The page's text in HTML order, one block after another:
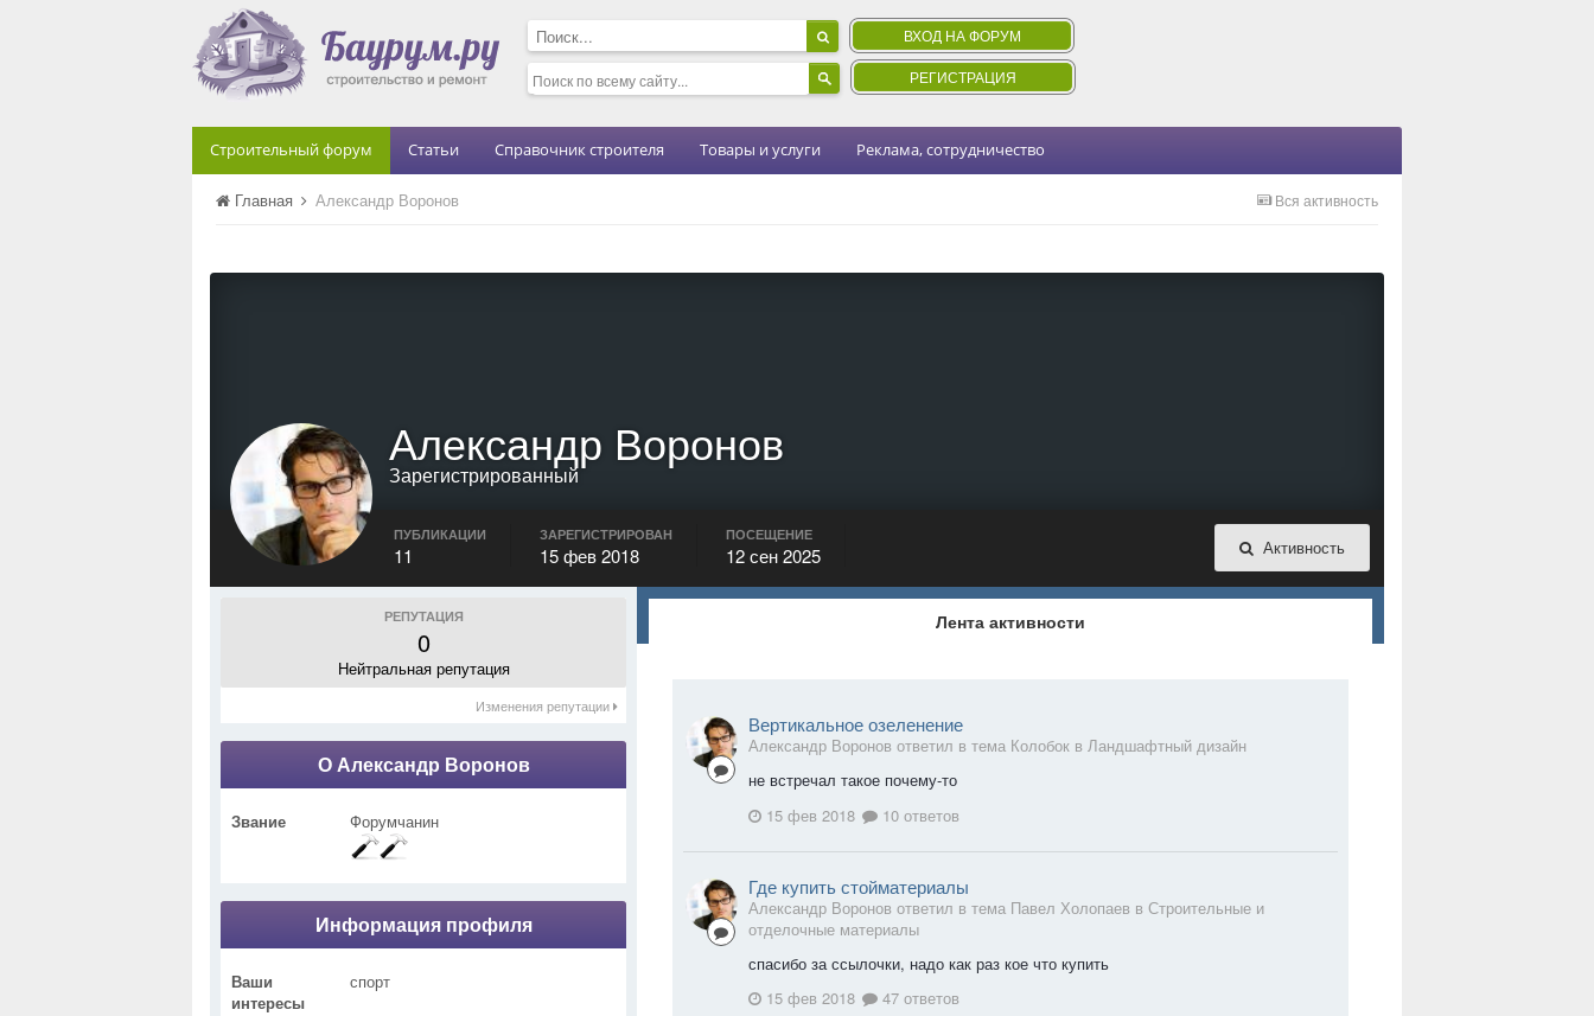
ВХОД НА ФОРУМ
РЕГИСТРАЦИЯ
Строительный форум Статьи Справочник строителя Товары и услуги Реклама, сотрудничество
Вся активность
Главная Александр Воронов
Александр Воронов
Зарегистрированный
Активность
ПУБЛИКАЦИИ
11
ЗАРЕГИСТРИРОВАН
15 фев 2018
ПОСЕЩЕНИЕ
12 сен 2025
РЕПУТАЦИЯ
0
Нейтральная репутация
Изменения репутации
О Александр Воронов
Звание Форумчанин
Информация профиля
Ваши
интересы
спорт
Лента активности
Вертикальное озеленение
Александр Воронов ответил в тема Колобок в Ландшафтный дизайн
не встречал такое почему-то
15 фев 2018
10 ответов
Где купить стойматериалы
Александр Воронов ответил в тема Павел Холопаев в Строительные и
отделочные материалы
спасибо за ссылочки, надо как раз кое что купить
15 фев 2018
47 ответов